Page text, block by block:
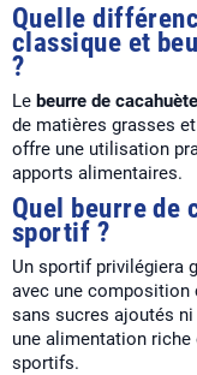
Quelle
classique et
?
Le beurre de
de matières grasses
offre une utilisation
apports alimentaires.
Quel beurre de
sportif ?
Un sportif privilégiera
avec une composition
sans sucres ajoutés
une alimentation riche
sportifs.